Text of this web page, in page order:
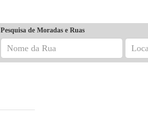
Pesquisa de Moradas e Ruas